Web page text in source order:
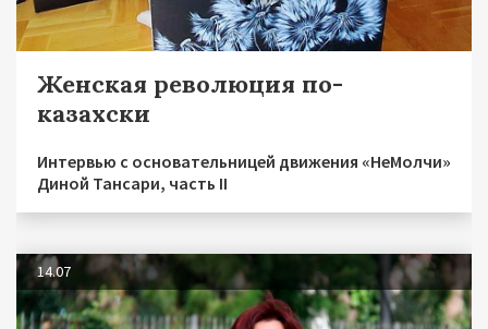
Женская революция по-
казахски
Интервью с основательницей движения «НеМолчи»
Диной Тансари, часть II
14.07